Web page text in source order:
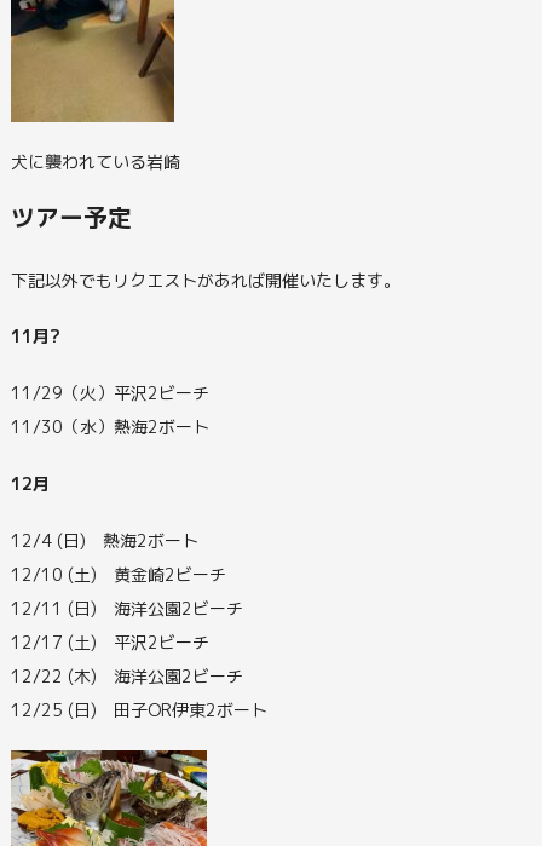
犬に襲われている岩崎
ツアー予定
下記以外でもリクエストがあれば開催いたします。
11月?
11/29（火）平沢2ビーチ
11/30（水）熱海2ボート
12月
12/4 (日) 熱海2ボート
12/10 (土) 黄金崎2ビーチ
12/11 (日) 海洋公園2ビーチ
12/17 (土) 平沢2ビーチ
12/22 (木) 海洋公園2ビーチ
12/25 (日) 田子OR伊東2ボート